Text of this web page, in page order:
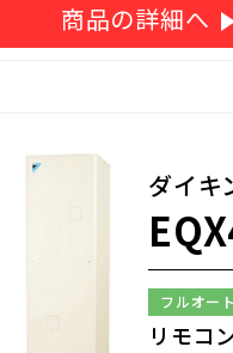
商品の詳細へ
ダイキ
フルオート
リモコ